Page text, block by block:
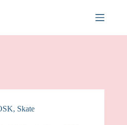
, Skate